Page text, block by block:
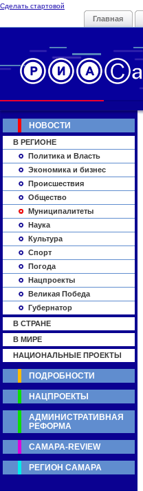
Сделать стартовой
Главная
НОВОСТИ
В РЕГИОНЕ
Политика и Власть
Экономика и бизнес
Происшествия
Общество
Муниципалитеты
Наука
Культура
Спорт
Погода
Нацпроекты
Великая Победа
Губернатор
В СТРАНЕ
В МИРЕ
НАЦИОНАЛЬНЫЕ ПРОЕКТЫ
ПОДРОБНОСТИ
НАЦПРОЕКТЫ
АДМИНИСТРАТИВНАЯ
РЕФОРМА
САМАРА-REVIEW
РЕГИОН САМАРА